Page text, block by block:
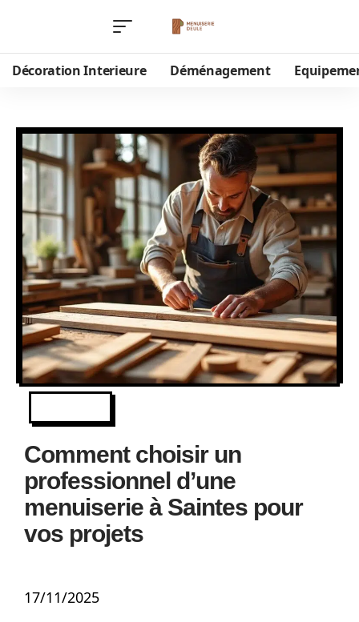
Décoration Interieure Déménagement
Comment choisir un
professionnel d’une
menuiserie à Saintes pour
vos projets
17/11/2025